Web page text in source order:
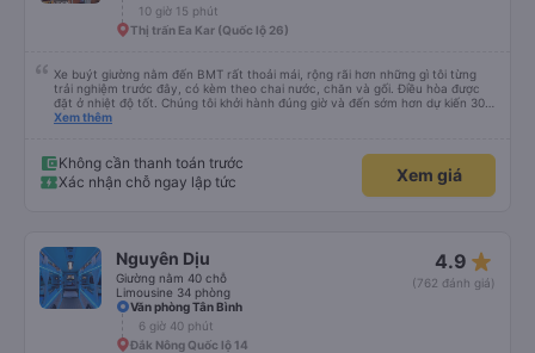
10 giờ 15 phút
Thị trấn Ea Kar (Quốc lộ 26)
Xe buýt giường nằm đến BMT rất thoải mái, rộng rãi hơn những gì tôi từng
trải nghiệm trước đây, có kèm theo chai nước, chăn và gối. Điều hòa được
đặt ở nhiệt độ tốt. Chúng tôi khởi hành đúng giờ và đến sớm hơn dự kiến 30
phút. Tài xế rất tuyệt so với những tài xế khác ở Việt Nam! Không quá nhiều
GPS và biển số xe vì tôi phải tìm kiếm xung quanh bến xe để tìm thấy nó, đây
là vấn đề của bến xe Đà Lạt (không phải tất cả các xe buýt đều có bảng
thông tin), chứ không phải của công ty.
Xem thêm
Không cần thanh toán trước
Xác nhận chỗ ngay lập tức
Xem giá
Nguyên Dịu
Giường nằm 40 chỗ
Limousine 34 phòng
4.9 star_rate
(762 đánh giá)
Văn phòng Tân Bình
6 giờ 40 phút
Đắk Nông Quốc lộ 14